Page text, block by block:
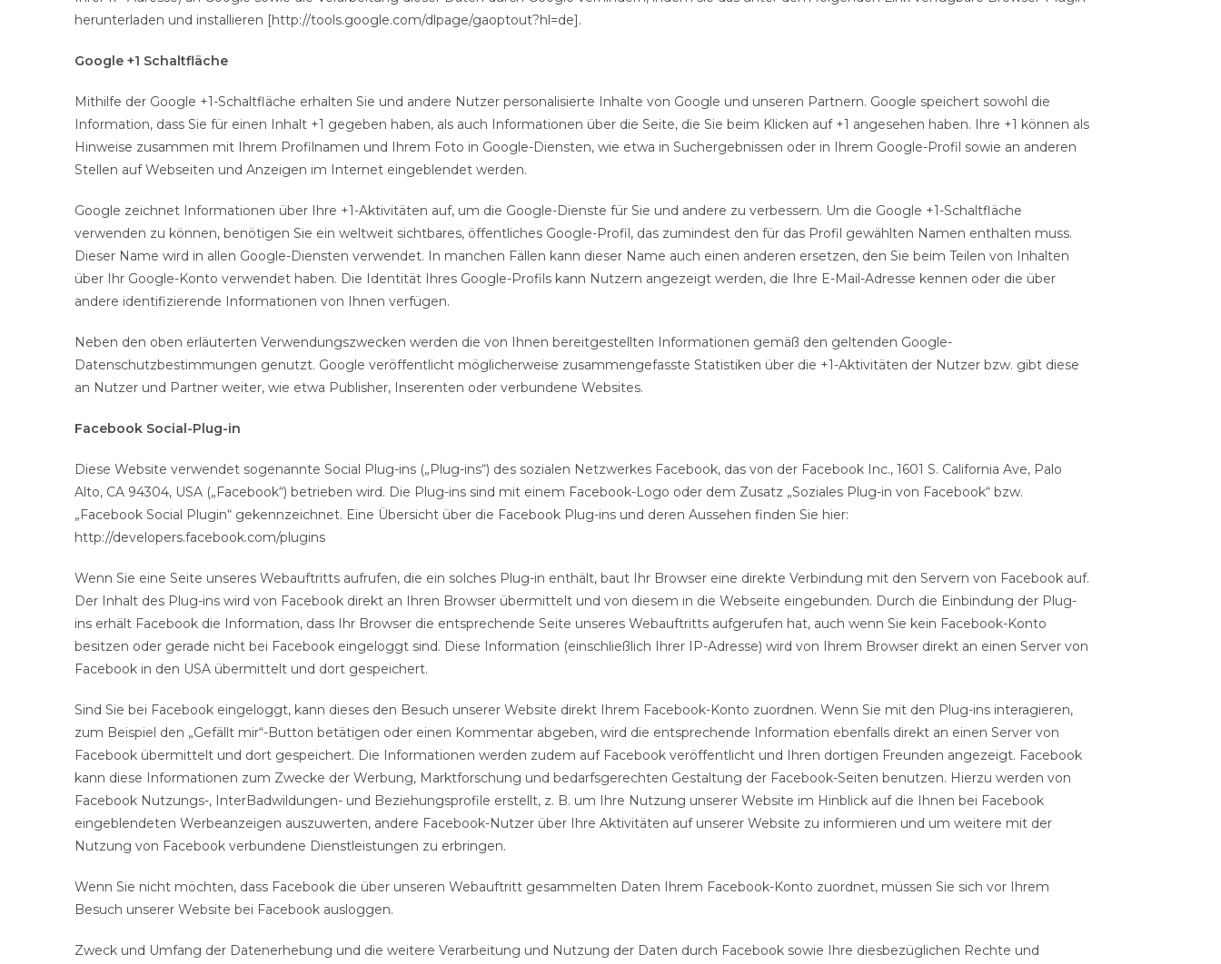
herunterladen und installieren [http://tools.google.com/dlpage/gaoptout?hl=de].
Google +1 Schaltfläche
Mithilfe der Google +1-Schaltfläche erhalten Sie und andere Nutzer personalisierte Inhalte von Google und unseren Partnern. Google speichert sowohl die
Information, dass Sie für einen Inhalt +1 gegeben haben, als auch Informationen über die Seite, die Sie beim Klicken auf +1 angesehen haben. Ihre +1 können als
Hinweise zusammen mit Ihrem Profilnamen und Ihrem Foto in Google-Diensten, wie etwa in Suchergebnissen oder in Ihrem Google-Profil sowie an anderen
Stellen auf Webseiten und Anzeigen im Internet eingeblendet werden.
Google zeichnet Informationen über Ihre +1-Aktivitäten auf, um die Google-Dienste für Sie und andere zu verbessern. Um die Google +1-Schaltfläche
verwenden zu können, benötigen Sie ein weltweit sichtbares, öffentliches Google-Profil, das zumindest den für das Profil gewählten Namen enthalten muss.
Dieser Name wird in allen Google-Diensten verwendet. In manchen Fällen kann dieser Name auch einen anderen ersetzen, den Sie beim Teilen von Inhalten
über Ihr Google-Konto verwendet haben. Die Identität Ihres Google-Profils kann Nutzern angezeigt werden, die Ihre E-Mail-Adresse kennen oder die über
andere identifizierende Informationen von Ihnen verfügen.
Neben den oben erläuterten Verwendungszwecken werden die von Ihnen bereitgestellten Informationen gemäß den geltenden Google-
Datenschutzbestimmungen genutzt. Google veröffentlicht möglicherweise zusammengefasste Statistiken über die +1-Aktivitäten der Nutzer bzw. gibt diese
an Nutzer und Partner weiter, wie etwa Publisher, Inserenten oder verbundene Websites.
Facebook Social-Plug-in
Diese Website verwendet sogenannte Social Plug-ins („Plug-ins“) des sozialen Netzwerkes Facebook, das von der Facebook Inc., 1601 S. California Ave, Palo
Alto, CA 94304, USA („Facebook“) betrieben wird. Die Plug-ins sind mit einem Facebook-Logo oder dem Zusatz „Soziales Plug-in von Facebook“ bzw.
„Facebook Social Plugin“ gekennzeichnet. Eine Übersicht über die Facebook Plug-ins und deren Aussehen finden Sie hier:
http://developers.facebook.com/plugins
Wenn Sie eine Seite unseres Webauftritts aufrufen, die ein solches Plug-in enthält, baut Ihr Browser eine direkte Verbindung mit den Servern von Facebook auf.
Der Inhalt des Plug-ins wird von Facebook direkt an Ihren Browser übermittelt und von diesem in die Webseite eingebunden. Durch die Einbindung der Plug-
ins erhält Facebook die Information, dass Ihr Browser die entsprechende Seite unseres Webauftritts aufgerufen hat, auch wenn Sie kein Facebook-Konto
besitzen oder gerade nicht bei Facebook eingeloggt sind. Diese Information (einschließlich Ihrer IP-Adresse) wird von Ihrem Browser direkt an einen Server von
Facebook in den USA übermittelt und dort gespeichert.
Sind Sie bei Facebook eingeloggt, kann dieses den Besuch unserer Website direkt Ihrem Facebook-Konto zuordnen. Wenn Sie mit den Plug-ins interagieren,
zum Beispiel den „Gefällt mir“-Button betätigen oder einen Kommentar abgeben, wird die entsprechende Information ebenfalls direkt an einen Server von
Facebook übermittelt und dort gespeichert. Die Informationen werden zudem auf Facebook veröffentlicht und Ihren dortigen Freunden angezeigt. Facebook
kann diese Informationen zum Zwecke der Werbung, Marktforschung und bedarfsgerechten Gestaltung der Facebook-Seiten benutzen. Hierzu werden von
Facebook Nutzungs-, InterBadwildungen- und Beziehungsprofile erstellt, z. B. um Ihre Nutzung unserer Website im Hinblick auf die Ihnen bei Facebook
eingeblendeten Werbeanzeigen auszuwerten, andere Facebook-Nutzer über Ihre Aktivitäten auf unserer Website zu informieren und um weitere mit der
Nutzung von Facebook verbundene Dienstleistungen zu erbringen.
Wenn Sie nicht möchten, dass Facebook die über unseren Webauftritt gesammelten Daten Ihrem Facebook-Konto zuordnet, müssen Sie sich vor Ihrem
Besuch unserer Website bei Facebook ausloggen.
Zweck und Umfang der Datenerhebung und die weitere Verarbeitung und Nutzung der Daten durch Facebook sowie Ihre diesbezüglichen Rechte und